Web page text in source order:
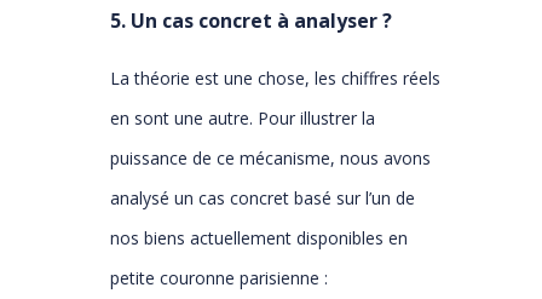
5. Un cas concret à analyser ?
La théorie est une chose, les chiffres réels
en sont une autre. Pour illustrer la
puissance de ce mécanisme, nous avons
analysé un cas concret basé sur l’un de
nos biens actuellement disponibles en
petite couronne parisienne :